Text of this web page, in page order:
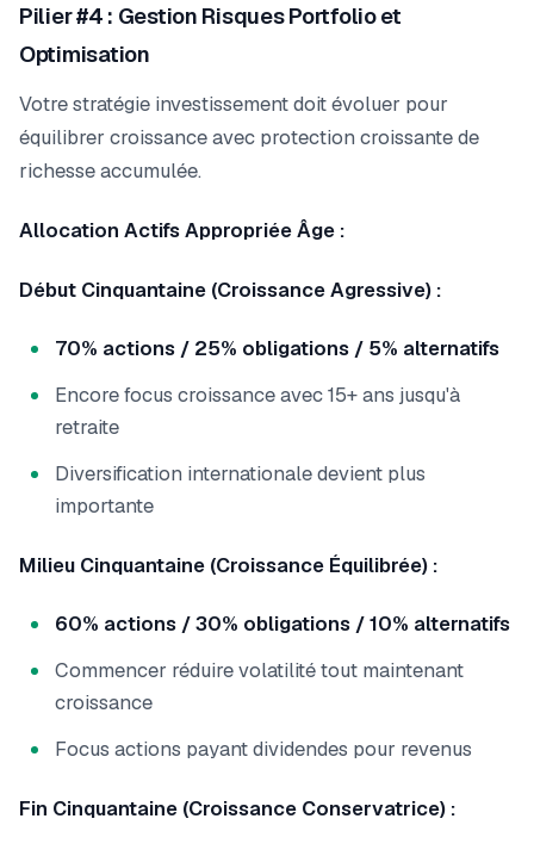
Pilier #4 : Gestion Risques Portfolio et
Optimisation
Votre stratégie investissement doit évoluer pour
équilibrer croissance avec protection croissante de
richesse accumulée.
Allocation Actifs Appropriée Âge :
Début Cinquantaine (Croissance Agressive) :
70% actions / 25% obligations / 5% alternatifs
Encore focus croissance avec 15+ ans jusqu'à
retraite
Diversification internationale devient plus
importante
Milieu Cinquantaine (Croissance Équilibrée) :
60% actions / 30% obligations / 10% alternatifs
Commencer réduire volatilité tout maintenant
croissance
Focus actions payant dividendes pour revenus
Fin Cinquantaine (Croissance Conservatrice) :